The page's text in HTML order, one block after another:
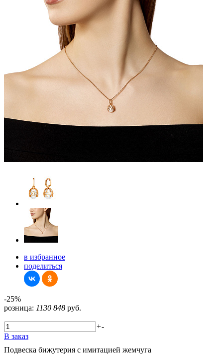
в избранное
поделиться
-25%
розница: 1130 848 руб.
+-
В заказ
Подвеска бижутерия с имитацией жемчуга